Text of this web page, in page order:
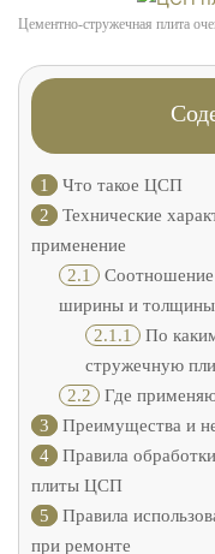
Цементно-стружечная плита
1
Что такое ЦСП
2
Технические
применение
2.1 Соотношение
ширины и толщины
2.1.1
По
стружечную
2.2 Где
3
Преимущества и
4
Правила
плиты ЦСП
5
Правила
при ремонте